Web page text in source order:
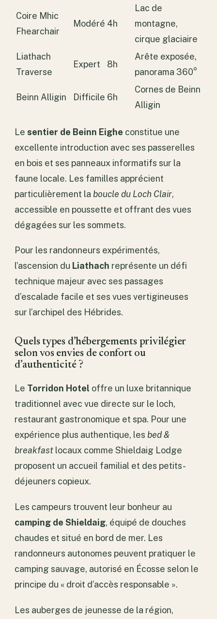
Coire Mhic
Fhearchair
Modéré 4h
Lac de
montagne,
cirque glaciaire
Liathach
Traverse
Expert 8h
Arête exposée,
panorama 360°
Beinn Alligin Difficile 6h
Cornes de Beinn
Alligin
Le sentier de Beinn Eighe constitue une
excellente introduction avec ses passerelles
en bois et ses panneaux informatifs sur la
faune locale. Les familles apprécient
particulièrement la boucle du Loch Clair,
accessible en poussette et offrant des vues
dégagées sur les sommets.
Pour les randonneurs expérimentés,
l’ascension du Liathach représente un défi
technique majeur avec ses passages
d’escalade facile et ses vues vertigineuses
sur l’archipel des Hébrides.
Quels types d’hébergements privilégier
selon vos envies de confort ou
d’authenticité ?
Le Torridon Hotel offre un luxe britannique
traditionnel avec vue directe sur le loch,
restaurant gastronomique et spa. Pour une
expérience plus authentique, lesbed &
breakfast locaux comme Shieldaig Lodge
proposent un accueil familial et des petits-
déjeuners copieux.
Les campeurs trouvent leur bonheur au
camping de Shieldaig, équipé de douches
chaudes et situé en bord de mer. Les
randonneurs autonomes peuvent pratiquer le
camping sauvage, autorisé en Écosse selon le
principe du « droit d’accès responsable ».
Les auberges de jeunesse de la région,